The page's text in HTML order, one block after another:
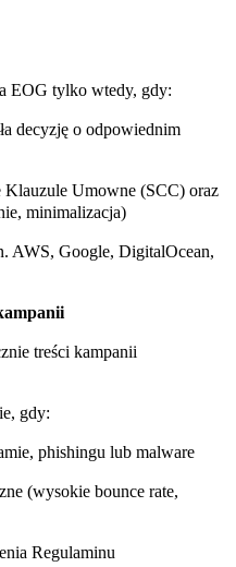
EOG tylko wtedy, gdy:
decyzję o odpowiednim
Klauzule Umowne (SCC) oraz
minimalizacja)
AWS, Google, DigitalOcean,
treści kampanii
gdy:
phishingu lub malware
(wysokie bounce rate,
Regulaminu